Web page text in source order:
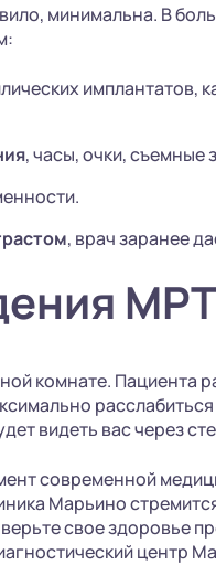
минимальна. В
имплантатов,
, часы, очки, съемные
, врач заранее
МРТ
комнате. Пациента
видеть вас через
современной
Марьино
свое здоровье
центр